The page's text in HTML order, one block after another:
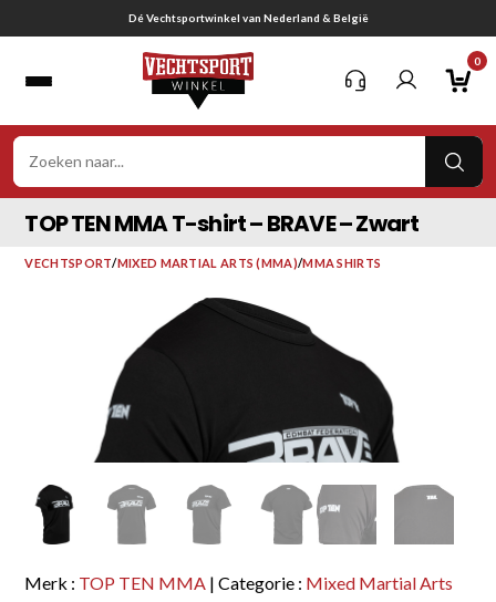
naar
Gratis verzending vanaf € 75,-
0
TOP TEN MMA T-shirt – BRAVE – Zwart
VECHTSPORT/MIXED MARTIAL ARTS (MMA)/MMA SHIRTS
Merk : TOP TEN MMA | Categorie : Mixed Martial Arts